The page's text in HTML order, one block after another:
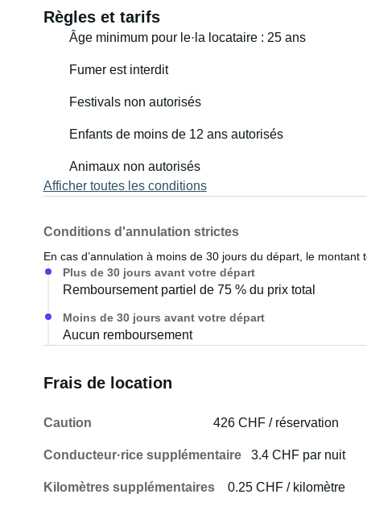
Règles et tarifs
Âge minimum pour le·la locataire : 25 ans
Fumer est interdit
Festivals non autorisés
Enfants de moins de 12 ans autorisés
Animaux non autorisés
Afficher toutes les conditions
Conditions d'annulation strictes
En cas d’annulation à moins de 30 jours du départ, le montant
Plus de 30 jours avant votre départ
Remboursement partiel de 75 % du prix total
Moins de 30 jours avant votre départ
Aucun remboursement
Frais de location
Caution 426 CHF / réservation
Conducteur·rice supplémentaire 3.4 CHF par nuit
Kilomètres supplémentaires 0.25 CHF / kilomètre